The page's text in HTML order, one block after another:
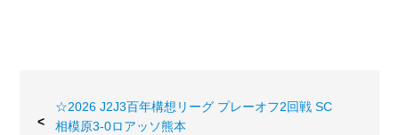
☆2026 J2J3百年構想リーグ プレーオフ2回戦 SC
相模原3-0ロアッソ熊本